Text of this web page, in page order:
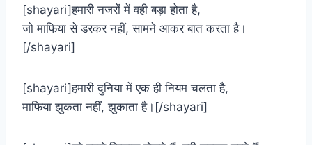
[shayari]हमारी नजरों में वही बड़ा होता है,
जो माफिया से डरकर नहीं, सामने आकर बात करता है।
[/shayari]
[shayari]हमारी दुनिया में एक ही नियम चलता है,
माफिया झुकता नहीं, झुकाता है।[/shayari]